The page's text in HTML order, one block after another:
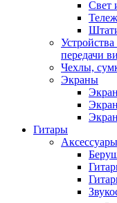
Свет
передачи
Чехлы,
Экраны
Гитары